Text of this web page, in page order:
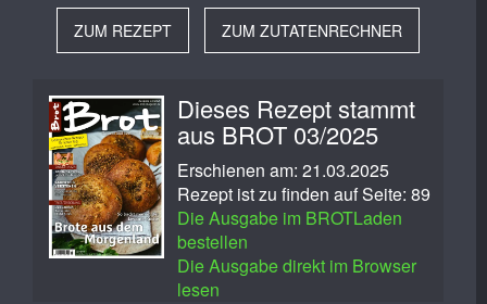
ZUM REZEPT ZUM ZUTATENRECHNER
Dieses Rezept stammt
aus BROT 03/2025
Erschienen am: 21.03.2025
Rezept ist zu finden auf Seite: 89
Die Ausgabe im BROTLaden
bestellen
Die Ausgabe direkt im Browser
lesen